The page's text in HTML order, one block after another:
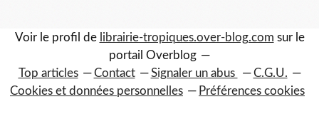
Voir le profil de librairie-tropiques.over-blog.com sur le
portail Overblog
Top articles
Contact Signaler un abus
C.G.U.
Cookies et données personnelles
Préférences cookies